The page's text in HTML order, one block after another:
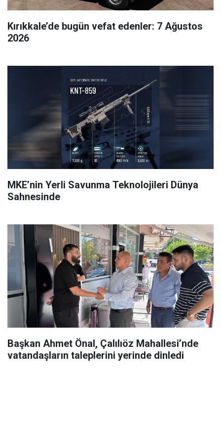
Kırıkkale’de bugün vefat edenler: 7 Ağustos
2026
MKE’nin Yerli Savunma Teknolojileri Dünya
Sahnesinde
Başkan Ahmet Önal, Çalılıöz Mahallesi’nde
vatandaşların taleplerini yerinde dinledi